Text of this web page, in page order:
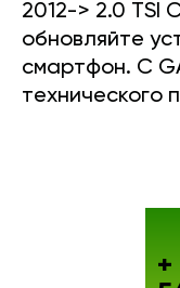
2012-> 2.0 TSI
обновляйте
смартфон. С
технического
+